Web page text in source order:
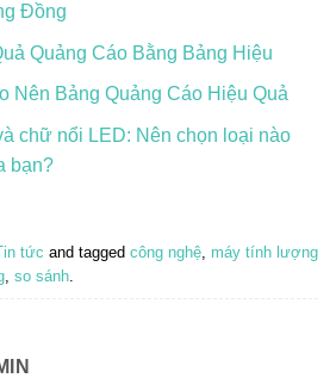
Đồng
Quảng Cáo Bằng Bảng Hiệu
Nên Bảng Quảng Cáo Hiệu Quả
chữ nổi LED: Nên chọn loại nào
bạn?
tức and tagged công nghệ, máy tính lượng
, so sánh.